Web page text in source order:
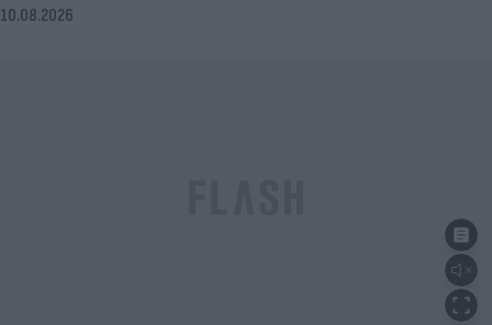
10.08.2026